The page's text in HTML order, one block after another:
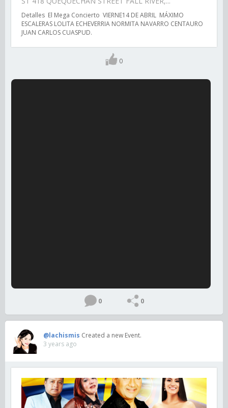
Detalles El Mega Concierto VIERNE14 DE ABRIL MÁXIMO
ESCALERAS LOLITA ECHEVERRIA NORMITA NAVARRO CENTAURO
JUAN CARLOS CUASPUD.
0
0 0
@lachismis Created a new Event.
3 years ago